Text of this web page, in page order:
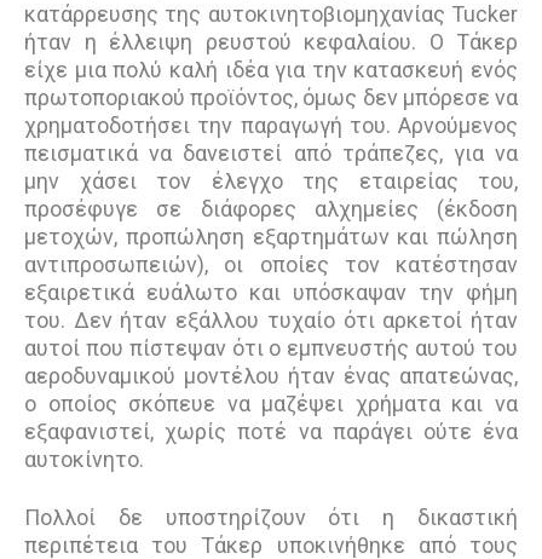
κατάρρευσης της αυτοκινητοβιομηχανίας Tucker
ήταν η έλλειψη ρευστού κεφαλαίου. Ο Τάκερ
είχε μια πολύ καλή ιδέα για την κατασκευή ενός
πρωτοποριακού προϊόντος, όμως δεν μπόρεσε να
χρηματοδοτήσει την παραγωγή του. Αρνούμενος
πεισματικά να δανειστεί από τράπεζες, για να
μην χάσει τον έλεγχο της εταιρείας του,
προσέφυγε σε διάφορες αλχημείες (έκδοση
μετοχών, προπώληση εξαρτημάτων και πώληση
αντιπροσωπειών), οι οποίες τον κατέστησαν
εξαιρετικά ευάλωτο και υπόσκαψαν την φήμη
του. Δεν ήταν εξάλλου τυχαίο ότι αρκετοί ήταν
αυτοί που πίστεψαν ότι ο εμπνευστής αυτού του
αεροδυναμικού μοντέλου ήταν ένας απατεώνας,
ο οποίος σκόπευε να μαζέψει χρήματα και να
εξαφανιστεί, χωρίς ποτέ να παράγει ούτε ένα
αυτοκίνητο.
Πολλοί δε υποστηρίζουν ότι η δικαστική
περιπέτεια του Τάκερ υποκινήθηκε από τους